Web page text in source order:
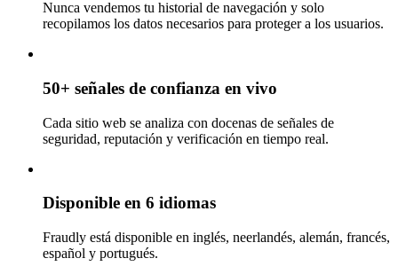
Nunca vendemos tu historial de navegación y solo
recopilamos los datos necesarios para proteger a los usuarios.
50+ señales de confianza en vivo
Cada sitio web se analiza con docenas de señales de
seguridad, reputación y verificación en tiempo real.
Disponible en 6 idiomas
Fraudly está disponible en inglés, neerlandés, alemán, francés,
español y portugués.